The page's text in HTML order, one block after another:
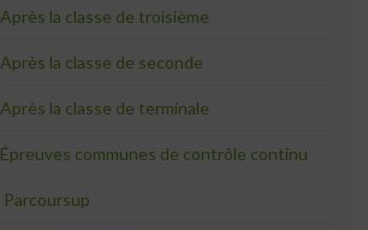
Après la classe de troisième
Après la classe de seconde
Après la classe de terminale
Épreuves communes de contrôle continu
Parcoursup